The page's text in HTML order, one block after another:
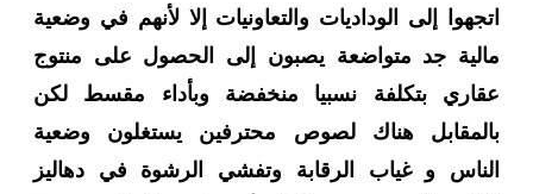
اتجهوا إلى الوداديات والتعاونيات إلا لأنهم في وضعية
مالية جد متواضعة يصبون إلى الحصول على منتوج
عقاري بتكلفة نسبيا منخفضة وبأداء مقسط لكن
بالمقابل هناك لصوص محترفين يستغلون وضعية
الناس و غياب الرقابة وتفشي الرشوة في دهاليز